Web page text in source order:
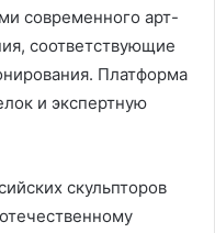
современного арт-
соответствующие
Платформа
и экспертную
скульпторов